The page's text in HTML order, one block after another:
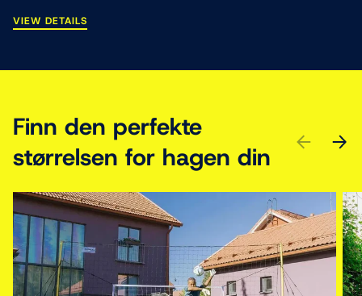
VIEW DETAILS
Finn den perfekte
størrelsen for hagen din
PREVIOUS
NEXT